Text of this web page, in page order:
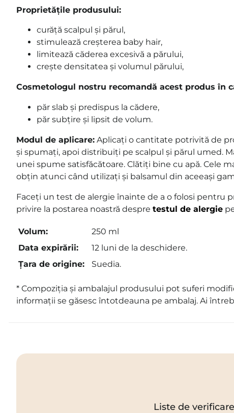
Proprietățile produsului:
curăță scalpul și părul,
stimulează creșterea baby hair,
limitează căderea excesivă a părului,
crește densitatea și volumul părului,
Cosmetologul nostru recomandă acest produs în
păr slab și predispus la cădere,
păr subțire și lipsit de volum.
Modul de aplicare: Aplicați o cantitate potrivită de
și spumați, apoi distribuiți pe scalpul și părul umed.
unei spume satisfăcătoare. Clătiți bine cu apă. Cele
obțin atunci când utilizați și balsamul din aceeași
Faceți un test de alergie înainte de a o folosi pentru
privire la postarea noastră despre testul de alergie
Volum:
250 ml
Data expirării:
12 luni de la deschidere.
Țara de origine:
Suedia.
* Compoziția și ambalajul produsului pot suferi
informații se găsesc întotdeauna pe ambalaj. Ai
Liste de